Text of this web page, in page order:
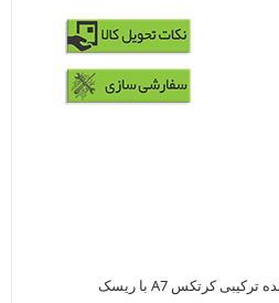
برد لاک فاکس پیکو پلاس با تراشه RV1103 شرکت راک چیپ- پردازنده ترکیبی کرتکس A7 با ریسک